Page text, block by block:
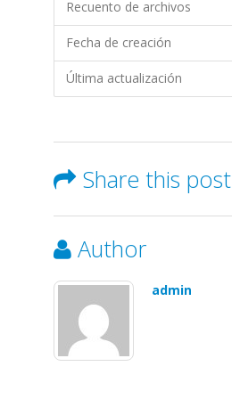
Recuento de archivos
Fecha de creación
Última actualización
Share this post
Author
admin